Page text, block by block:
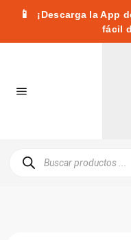
📱
¡Descarga la App
fácil